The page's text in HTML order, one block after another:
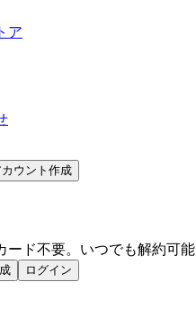
ア
カウント作成
ード不要。いつでも解約可能
ログイン